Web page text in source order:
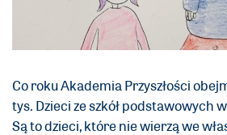
Co roku Akademia Przyszłości
tys. Dzieci ze szkół podstawowych
Są to dzieci, które niewierzą we